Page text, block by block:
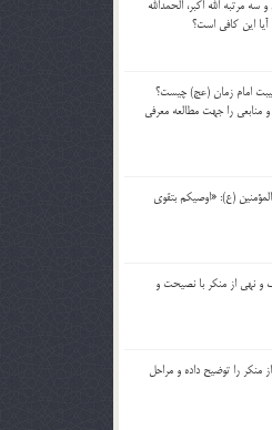
مرتبه الله اكبر، الحمدالله
اين كافي است؟
امام زمان (عج) چيست؟
را جهت مطالعه معرفي
(ع): «اوصيكم بتقوي
و نهي از منكر با نصيحت و
منكر را توضيح داده و مراحل